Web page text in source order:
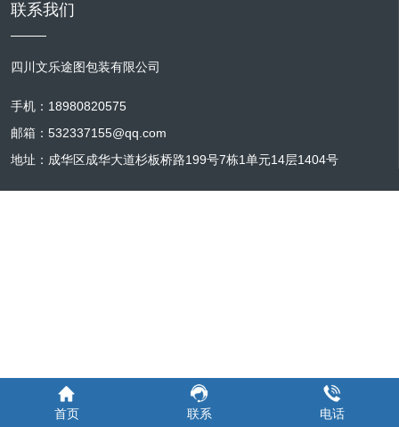
联系我们
四川文乐途图包装有限公司
手机：18980820575
邮箱：532337155@qq.com
地址：成华区成华大道杉板桥路199号7栋1单元14层1404号
首页 联系 电话